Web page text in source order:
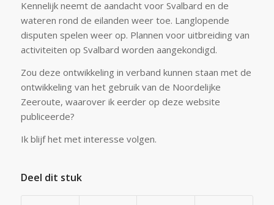
Kennelijk neemt de aandacht voor Svalbard en de
wateren rond de eilanden weer toe. Langlopende
disputen spelen weer op. Plannen voor uitbreiding van
activiteiten op Svalbard worden aangekondigd.
Zou deze ontwikkeling in verband kunnen staan met de
ontwikkeling van het gebruik van de Noordelijke
Zeeroute, waarover ik eerder op deze website
publiceerde?
Ik blijf het met interesse volgen.
Deel dit stuk